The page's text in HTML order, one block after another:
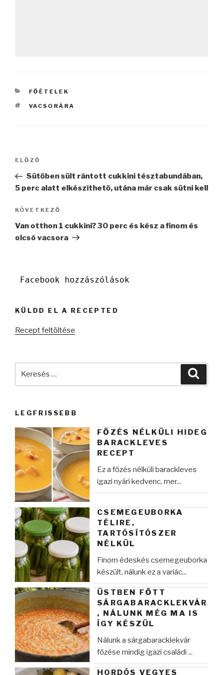
KATEGÓRIÁK
FŐÉTELEK
CÍMKÉK
VACSORÁRA
Bejegyzés
Korábbi
bejegyzés
ELŐZŐ
Sütőben sült rántott cukkini tésztabundában,
5 perc alatt elkészíthető, utána már csak sütni kell
Következő
bejegyzés
KÖVETKEZŐ
Van otthon 1 cukkini? 30 perc és kész a finom és
olcsó vacsora
Facebook hozzászólások
KÜLDD EL A RECEPTED
Recept feltöltése
LEGFRISSEBB
FŐZÉS NÉLKÜLI HIDEG
BARACKLEVES
RECEPT
Ez a főzés nélküli barackleves
igazi nyári kedvenc, mer...
CSEMEGEUBORKA
TÉLIRE,
TARTÓSÍTÓSZER
NÉLKÜL
Finom édeskés csemegeuborka
készült, nálunk ez a variác...
ÜSTBEN FŐTT
SÁRGABARACKLEKVÁR
, NÁLUNK MÉG MA IS
ÍGY KÉSZÜL
Nálunk a sárgabaracklekvár
főzése mindig igazi családi ...
HORDÓS VEGYES